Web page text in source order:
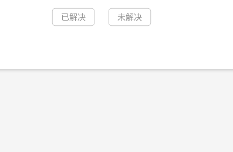
已解决 未解决